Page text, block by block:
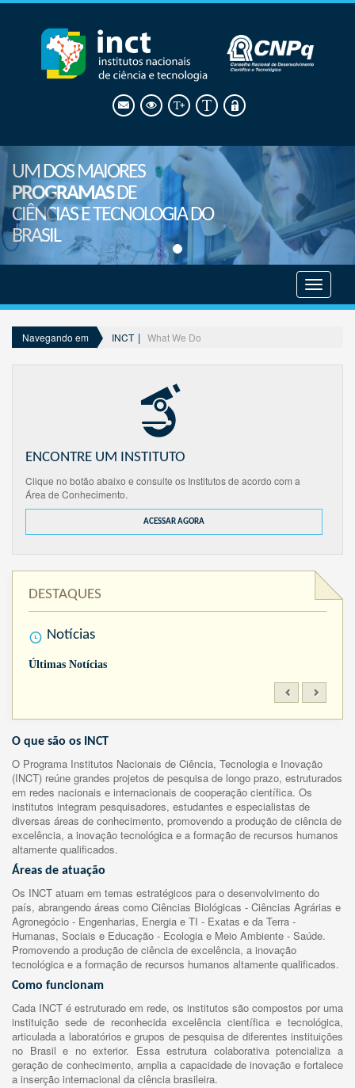
UM DOS MAIORES
PROGRAMASDE
CIÊNCIAS E TECNOLOGIA DO
BRASIL
menu
Navegando em INCT What We Do
ENCONTRE UM INSTITUTO
Clique no botão abaixo e consulte os Institutos de acordo com a
Área de Conhecimento.
ACESSAR AGORA
DESTAQUES
Notícias
Últimas Notícias
O que são os INCT
O Programa Institutos Nacionais de Ciência, Tecnologia e Inovação
(INCT) reúne grandes projetos de pesquisa de longo prazo, estruturados
em redes nacionais e internacionais de cooperação científica. Os
institutos integram pesquisadores, estudantes e especialistas de
diversas áreas de conhecimento, promovendo a produção de ciência de
excelência, a inovação tecnológica e a formação de recursos humanos
altamente qualificados.
Áreas de atuação
Os INCT atuam em temas estratégicos para o desenvolvimento do
país, abrangendo áreas como Ciências Biológicas - Ciências Agrárias e
Agronegócio - Engenharias, Energia e TI - Exatas e da Terra -
Humanas, Sociais e Educação - Ecologia e Meio Ambiente - Saúde.
Promovendo a produção de ciência de excelência, a inovação
tecnológica e a formação de recursos humanos altamente qualificados.
Como funcionam
Cada INCT é estruturado em rede, os institutos são compostos por uma
instituição sede de reconhecida excelência científica e tecnológica,
articulada a laboratórios e grupos de pesquisa de diferentes instituições
no Brasil e no exterior. Essa estrutura colaborativa potencializa a
geração de conhecimento, amplia a capacidade de inovação e fortalece
a inserção internacional da ciência brasileira.